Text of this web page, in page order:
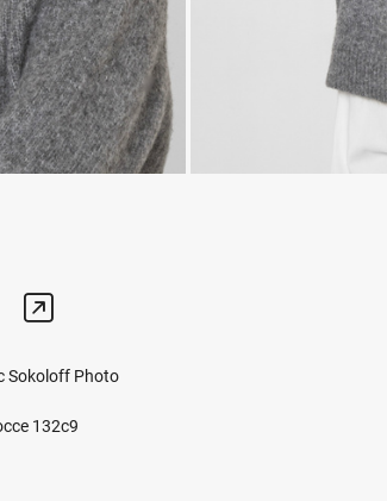
Photo
132с9